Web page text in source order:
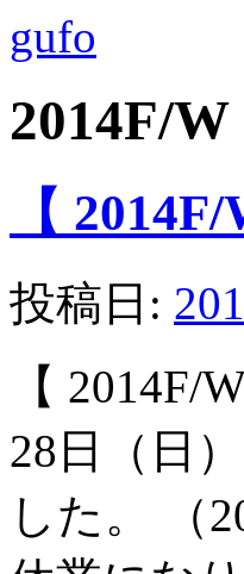
gufo
2014F/W
【
投稿日:
【 2014F/
28日（日
した。 （